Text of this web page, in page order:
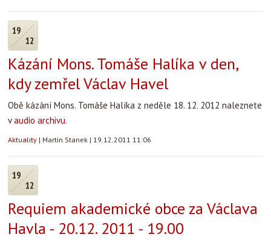
19
12
Kázání Mons. Tomáše Halíka v den,
kdy zemřel Václav Havel
Obě kázání Mons. Tomáše Halíka z neděle 18. 12. 2012 naleznete
vaudio archivu.
Aktuality | Martin Stanek | 19.12.2011 11:06
19
12
Requiem akademické obce za Václava
Havla - 20.12. 2011 - 19.00